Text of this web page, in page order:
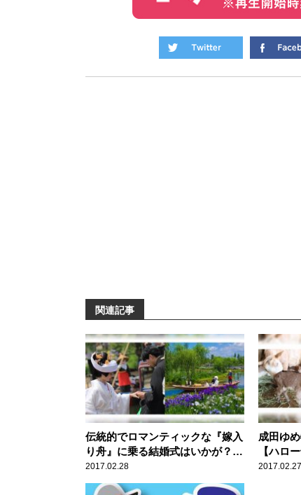
関連記事
伝統的でロマンティックな『嫁入
り舟』に乗る結婚式はいかが？
【ハロー千葉】
2017.02.28
成田ゆ
【ハロ
2017.02.27